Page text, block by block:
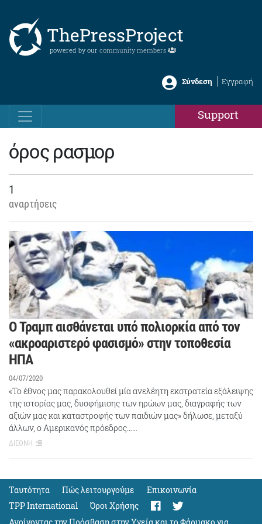
ThePressProject
powered by our community members
Σύνδεση Εγγραφή
Support
όρος ρασμορ
1
αναρτήσεις
Ο Τραμπ αισθάνεται υπό πολιορκία από τον
«ακροαριστερό φασισμό» στην τοποθεσία
ΗΠΑ
04/07/2020
«Το έθνος μας παρακολουθεί μία ανελέητη εκστρατεία εξάλειψης
της ιστορίας μας, δυσφήμισης των ηρώων μας, διαγραφής των
αξιών μας και καταστροφής των παιδιών μας» δήλωσε, μεταξύ
άλλων, ο Αμερικανός πρόεδρος……
ΔΙΕΘΝΗ
Ταυτότητα Πώς λειτουργούμε
Eπικοινωνία
TPP International
Όροι Χρήσης